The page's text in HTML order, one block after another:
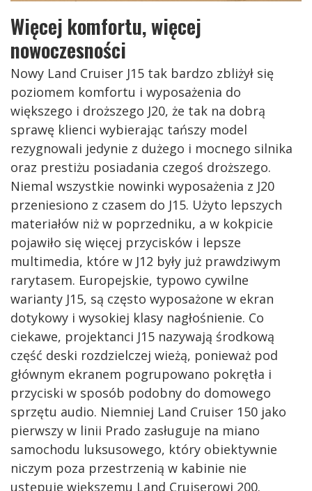
Więcej komfortu, więcej
nowoczesności
Nowy Land Cruiser J15 tak bardzo zbliżył się
poziomem komfortu i wyposażenia do
większego i droższego J20, że tak na dobrą
sprawę klienci wybierając tańszy model
rezygnowali jedynie z dużego i mocnego silnika
oraz prestiżu posiadania czegoś droższego.
Niemal wszystkie nowinki wyposażenia z J20
przeniesiono z czasem do J15. Użyto lepszych
materiałów niż w poprzedniku, a w kokpicie
pojawiło się więcej przycisków i lepsze
multimedia, które w J12 były już prawdziwym
rarytasem. Europejskie, typowo cywilne
warianty J15, są często wyposażone w ekran
dotykowy i wysokiej klasy nagłośnienie. Co
ciekawe, projektanci J15 nazywają środkową
część deski rozdzielczej wieżą, ponieważ pod
głównym ekranem pogrupowano pokrętła i
przyciski w sposób podobny do domowego
sprzętu audio. Niemniej Land Cruiser 150 jako
pierwszy w linii Prado zasługuje na miano
samochodu luksusowego, który obiektywnie
niczym poza przestrzenią w kabinie nie
ustępuje większemu Land Cruiserowi 200.